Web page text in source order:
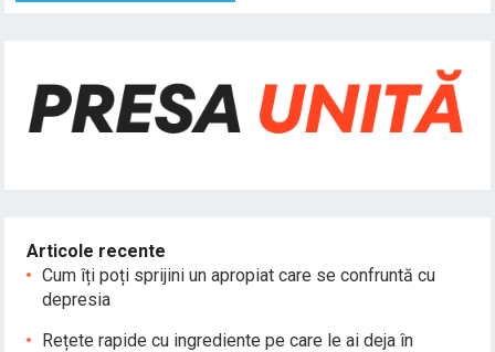
Articole recente
Cum îți poți sprijini un apropiat care se confruntă cu
depresia
Rețete rapide cu ingrediente pe care le ai deja în